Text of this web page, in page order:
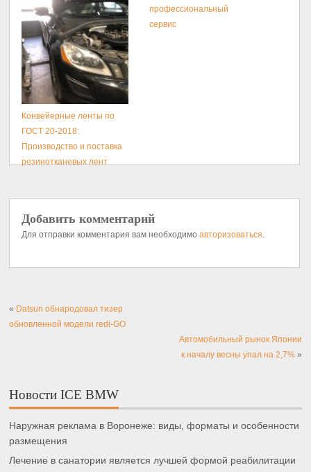
профессиональный
сервис
Конвейерные ленты по
ГОСТ 20-2018:
Производство и поставка
резинотканевых лент
Добавить комментарий
Для отправки комментария вам необходимоавторизоваться.
« Datsun обнародовал тизер
обновленной модели redi-GO
Автомобильный рынок Японии
к началу весны упал на 2,7%»
Новости ICE BMW
Наружная реклама в Воронеже: виды, форматы и особенности
размещения
Лечение в санатории является лучшей формой реабилитации